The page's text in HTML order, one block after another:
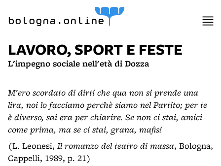
bologna.online
LAVORO, SPORT E FESTE
L'impegno sociale nell'età di Dozza
M'ero scordato di dirti che qua non si prende una
lira, noi lo facciamo perchè siamo nel Partito; per te
è diverso, sai era per chiarire. Se non ci stai, amici
come prima, ma se ci stai, grana, mafis!
(L. Leonesi, Il romanzo del teatro di massa, Bologna,
Cappelli, 1989, p. 21)